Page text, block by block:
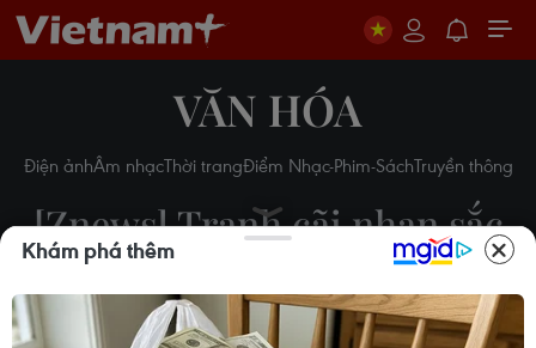
VĂN HÓA
Điện ảnhÂm nhạcThời trangĐiểm Nhạc-Phim-SáchTruyền thông
[Znews] Tranh cãi nhan sắc
và trí tuệ, đâu mới là mãi
mãi?
Khám phá thêm